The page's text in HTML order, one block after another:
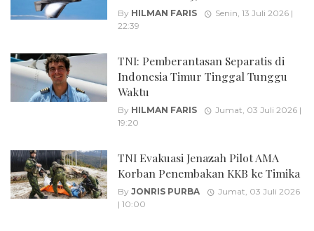
By HILMAN FARIS
Senin, 13 Juli 2026 |
22:39
TNI: Pemberantasan Separatis di
Indonesia Timur Tinggal Tunggu
Waktu
By HILMAN FARIS
Jumat, 03 Juli 2026 |
19:20
TNI Evakuasi Jenazah Pilot AMA
Korban Penembakan KKB ke Timika
By JONRIS PURBA
Jumat, 03 Juli 2026
| 10:00